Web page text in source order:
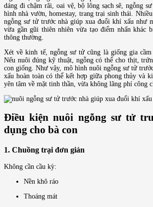
dáng đi chậm rãi, oai vệ, bộ lông sạch sẽ, ngỗng
hình nhà vườn, homestay, trang trại sinh thái.
ngỗng sư tử trước nhà giúp xua đuổi khí xấu như
vừa gần gũi thiên nhiên vừa tạo điểm nhấn khác
thông thường.
Xét về kinh tế, ngỗng sư tử cũng là giống gia cầm
Nếu nuôi đúng kỹ thuật, ngỗng có thể cho thịt,
con giống. Như vậy, mô hình nuôi ngỗng sư tử
xấu hoàn toàn có thể kết hợp giữa phong thủy và
yên tâm về mặt tinh thần, vừa không lãng phí công
Điều kiện nuôi ngỗng sư tử
dụng cho bà con
1. Chuồng trại đơn giản
Không cần cầu kỳ:
Nền khô ráo
Thoáng mát